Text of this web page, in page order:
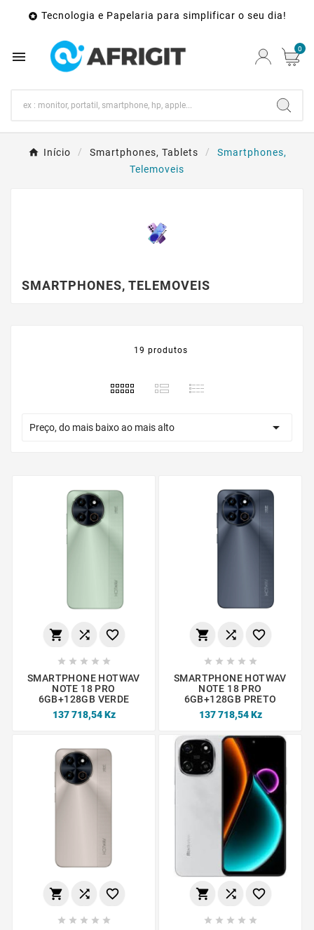
 Tecnologia e Papelaria para simplificar o seu dia!
 0
Início Smartphones, Tablets
Smartphones,
Telemoveis
SMARTPHONES, TELEMOVEIS
19 produtos
Preço, do mais baixo ao mais alto 
  
    
SMARTPHONE HOTWAV
NOTE 18 PRO
6GB+128GB VERDE
137 718,54 Kz
  
    
SMARTPHONE HOTWAV
NOTE 18 PRO
6GB+128GB PRETO
137 718,54 Kz
  
    
  
    